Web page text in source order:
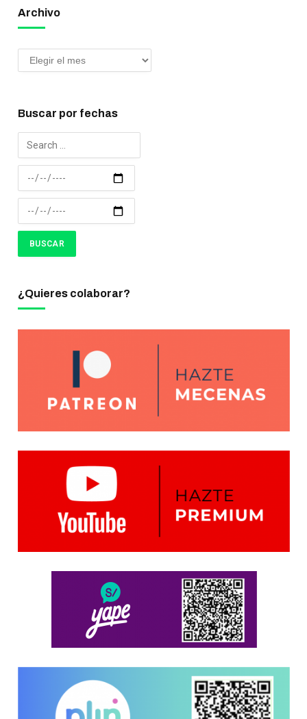
Archivo
Buscar por fechas
¿Quieres colaborar?